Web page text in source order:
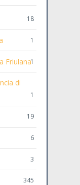
18
1
Friulana1
di
1
19
6
3
345